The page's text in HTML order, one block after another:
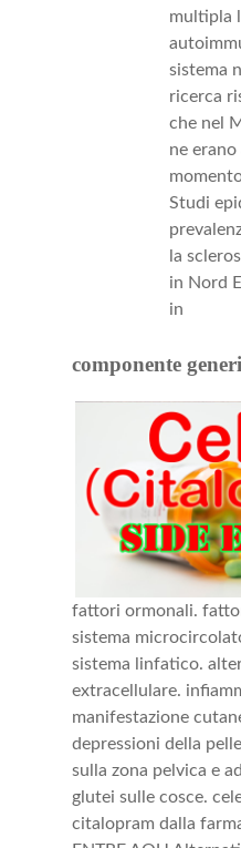
multipla
sistema
ricerca
che nel
ne
Studi
la
in Nord
in
componente
fattori ormonali.
sistema
sistema linfatico.
extracellulare.
manifestazione
depressioni della
sulla zona pelvica e
glutei sulle cosce.
citalopram dalla